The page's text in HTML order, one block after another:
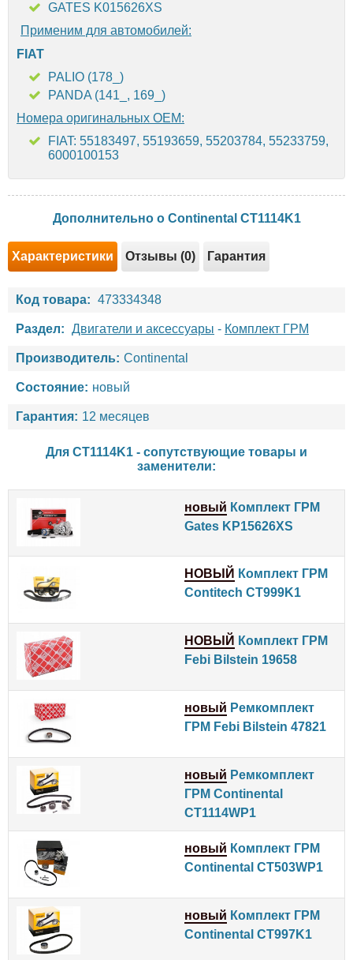
GATES K015626XS
Применим для автомобилей:
FIAT
PALIO (178_)
PANDA (141_, 169_)
Номера оригинальных OEM:
FIAT: 55183497, 55193659, 55203784, 55233759,
6000100153
Дополнительно о Continental CT1114K1
Характеристики Отзывы (0) Гарантия
Код товара: 473334348
Раздел: Двигатели и аксессуары - Комплект ГРМ
Производитель: Continental
Состояние: новый
Гарантия: 12 месяцев
Для CT1114K1 - сопутствующие товары и
заменители:
новый Комплект ГРМ
Gates KP15626XS
НОВЫЙ Комплект ГРМ
Contitech CT999K1
НОВЫЙ Комплект ГРМ
Febi Bilstein 19658
новый Ремкомплект
ГРМ Febi Bilstein 47821
новый Ремкомплект
ГРМ Continental
CT1114WP1
новый Комплект ГРМ
Continental CT503WP1
новый Комплект ГРМ
Continental CT997K1